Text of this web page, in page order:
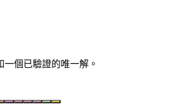
個已驗證的唯一解。